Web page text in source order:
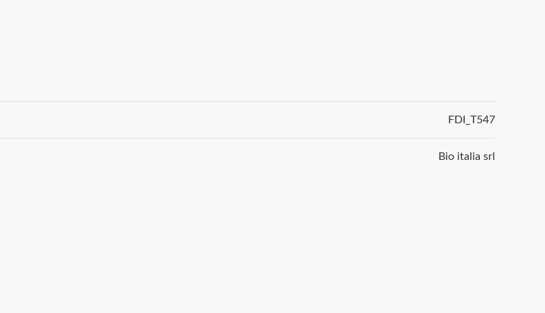
FDI_T547
Bio italia srl